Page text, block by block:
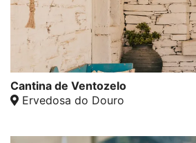
Cantina de Ventozelo
Ervedosa do Douro